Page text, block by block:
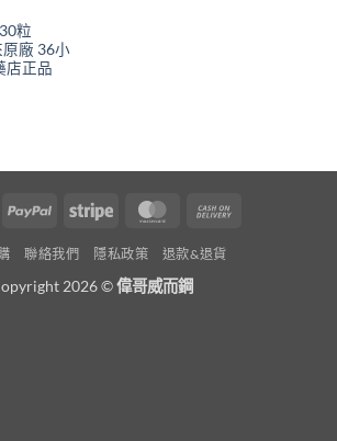
粒
廠 36小
店正品
PayPal Stripe MasterCard
聯絡我們 隱私政策 退款&退貨
2026 ©偉哥威而鋼